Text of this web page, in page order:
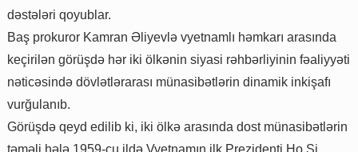
dəstələri qoyublar.
Baş prokuror Kamran Əliyevlə vyetnamlı həmkarı arasında
keçirilən görüşdə hər iki ölkənin siyasi rəhbərliyinin fəaliyyəti
nəticəsində dövlətlərarası münasibətlərin dinamik inkişafı
vurğulanıb.
Görüşdə qeyd edilib ki, iki ölkə arasında dost münasibətlərin
təməli hələ 1959-cu ildə Vyetnamın ilk Prezidenti Ho Şi